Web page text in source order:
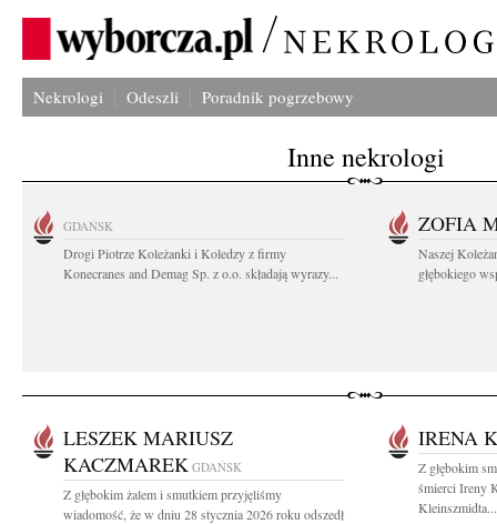
Nekrologi Odeszli Poradnik pogrzebowy
Inne nekrologi
GDAŃSK
Drogi Piotrze Koleżanki i Koledzy z firmy
Konecranes and Demag Sp. z o.o. składają wyrazy...
ZOFIA
Naszej
głębokiego
LESZEK MARIUSZ
KACZMAREK GDAŃSK
Z głębokim żalem i smutkiem przyjęliśmy
wiadomość, że w dniu 28 stycznia 2026 roku odszedł
IRENA
Z głębokim
śmierci Ireny
Kleinszmidta...